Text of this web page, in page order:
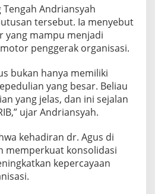
Tengah Andriansyah
tersebut. Ia menyebut
yang mampu menjadi
penggerak organisasi.
bukan hanya memiliki
yang besar. Beliau
yang jelas, dan ini sejalan
ujar Andriansyah.
kehadiran dr. Agus di
memperkuat konsolidasi
kepercayaan